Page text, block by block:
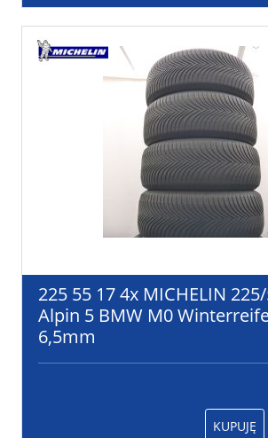
225 55 17 4x MICHELIN
Alpin 5 BMW M0
6,5mm
KUPUJĘ